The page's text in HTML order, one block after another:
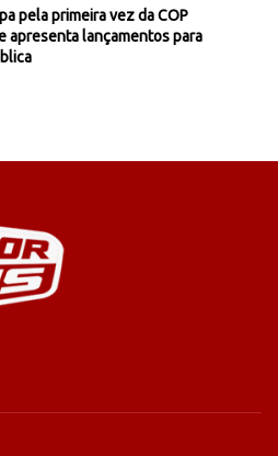
pela primeira vez da COP
apresenta lançamentos para